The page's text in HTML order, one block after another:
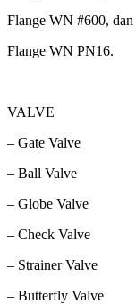
Flange WN #600, dan
Flange WN PN16.
VALVE
– Gate Valve
– Ball Valve
– Globe Valve
– Check Valve
– Strainer Valve
– Butterfly Valve